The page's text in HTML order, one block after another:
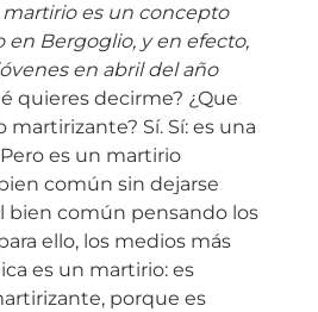
es un concepto
Bergoglio, y en efecto,
en abril del año
quieres decirme? ¿Que
martirizante? Sí. Sí: es una
es un martirio
común sin dejarse
bien común pensando los
ello, los medios más
es un martirio: es
porque es